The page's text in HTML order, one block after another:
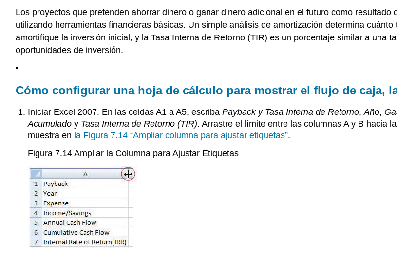
Los proyectos que pretenden ahorrar dinero o ganar dinero adicional en el futuro como
utilizando herramientas financieras básicas. Un simple análisis de amortización determina
amortifique la inversión inicial, y la Tasa Interna de Retorno (TIR) es un porcentaje similar a una
oportunidades de inversión.
Cómo configurar una hoja de cálculo para mostrar el flujo de caja,
Iniciar Excel 2007. En las celdas A1 a A5, escriba Payback y Tasa Interna de Retorno, Año,
Acumuladoy Tasa Interna de Retorno (TIR). Arrastre el límite entre las columnas A y B hacia
muestra en la Figura 7.14 “Ampliar columna para ajustar etiquetas”.
Figura 7.14 Ampliarla Columna para Ajustar Etiquetas